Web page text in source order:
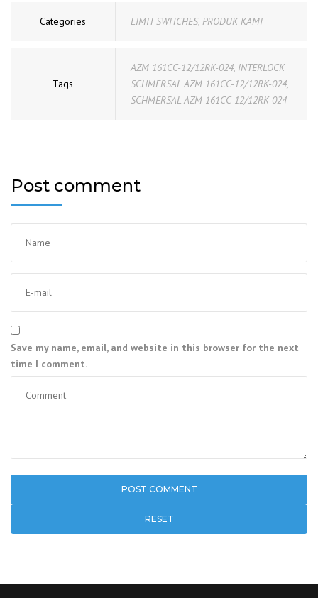
Categories LIMIT SWITCHES, PRODUK KAMI
Tags
AZM 161CC-12/12RK-024, INTERLOCK
SCHMERSAL AZM 161CC-12/12RK-024,
SCHMERSAL AZM 161CC-12/12RK-024
Post comment
Save my name, email, and website in this browser for the next
time I comment.
RESET